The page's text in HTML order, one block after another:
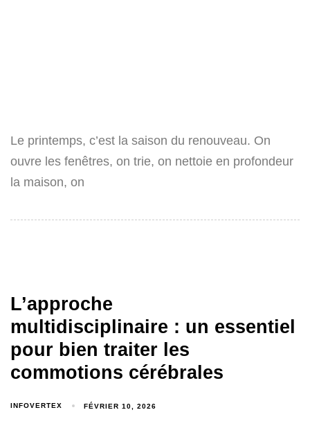
Le printemps, c’est la saison du renouveau. On
ouvre les fenêtres, on trie, on nettoie en profondeur
la maison, on
L’approche
multidisciplinaire : un essentiel
pour bien traiter les
commotions cérébrales
INFOVERTEX FÉVRIER 10, 2026